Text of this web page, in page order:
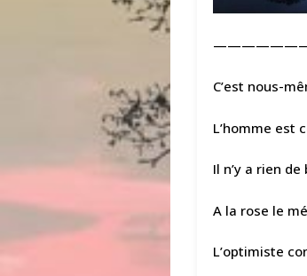
C’est nous-
L’homme est
Il n’y a rien
A la rose le
L’optimiste